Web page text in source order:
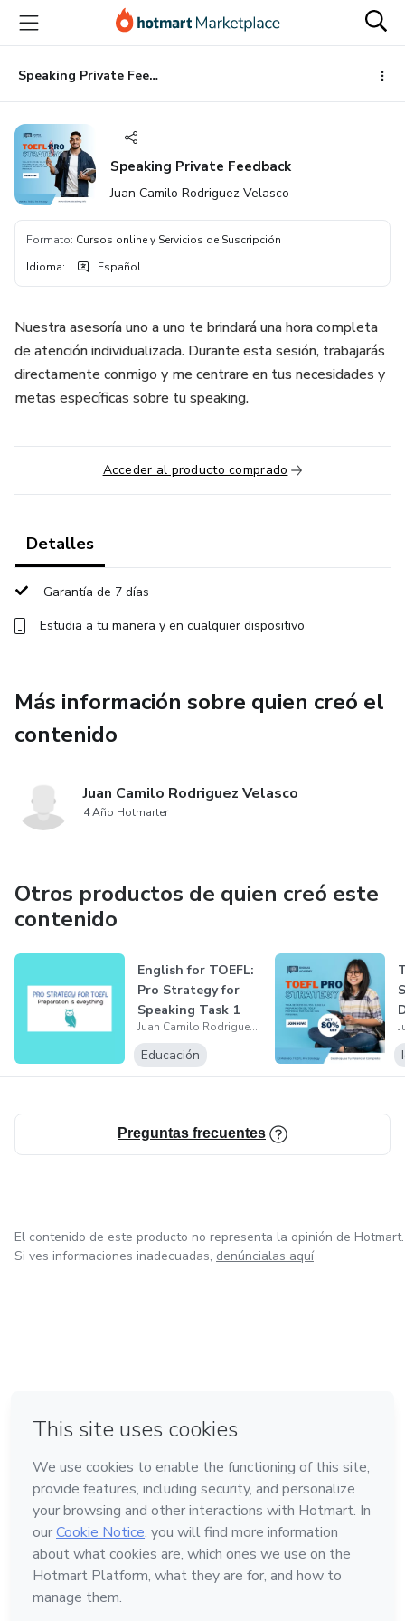
principal
página
de
página
Speaking Private Feedback
Speaking Private Feedback
Juan Camilo Rodriguez Velasco
Formato: Cursos online y Servicios de Suscripción
Idioma: Español
Nuestra asesoría uno a uno te brindará una hora completa
de atención individualizada. Durante esta sesión, trabajarás
directamente conmigo y me centrare en tus necesidades y
metas específicas sobre tu speaking.
Acceder al producto comprado
Detalles
Garantía de 7 días
Estudia a tu manera y en cualquier dispositivo
Más información sobre quien creó el
contenido
Juan Camilo Rodriguez Velasco
4 Año Hotmarter
Otros productos de quien creó este
contenido
English for TOEFL:
Pro Strategy for
Speaking Task 1
Juan Camilo Rodriguez Velasco
Educación
Preguntas frecuentes
El contenido de este producto no representa la opinión de Hotmart.
Si ves informaciones inadecuadas, denúncialas aquí
Hecho con❤ en Ciudad de México
Conoce Hotmart
Idioma
Español